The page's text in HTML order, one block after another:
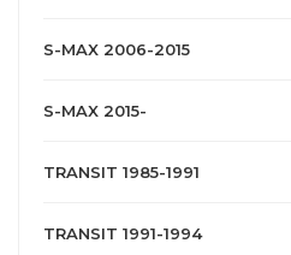
S-MAX 2006-2015
S-MAX 2015-
TRANSIT 1985-1991
TRANSIT 1991-1994